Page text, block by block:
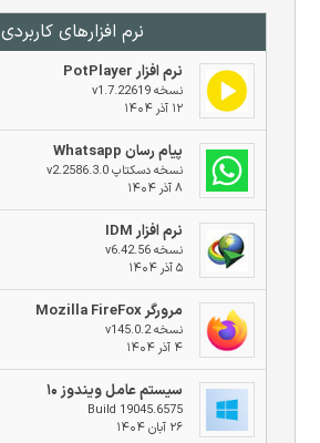
نرم افزار‌های کاربردی
نرم افزار PotPlayer
نسخه v1.7.22619
۱۲ آذر ۱۴۰۴
پیام رسان Whatsapp
نسخه دسکتاپ v2.2586.3.0
۸ آذر ۱۴۰۴
نرم افزار IDM
نسخه v6.42.56
۵ آذر ۱۴۰۴
مرورگر Mozilla FireFox
نسخه v145.0.2
۴ آذر ۱۴۰۴
سیستم عامل ویندوز ۱۰
Build 19045.6575
۲۶ آبان ۱۴۰۴